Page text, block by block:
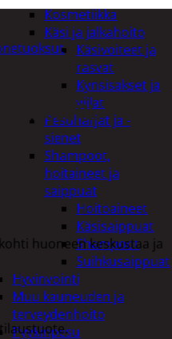
Kosmetiikka
Käsi ja jalkahoito
Käsivoiteet ja
rasvat
Kynsisakset ja
viilat
Pesuharjat ja -
sienet
Shampoot,
hoitaineet ja
saippuat
Hoitoaineet
Käsisaippuat
Shampoot
Suihkusaippuat
Hyvinvointi
Muu kauneuden ja
terveydenhoito
Pyykinpesu
300ML
huoneen keskustaa ja